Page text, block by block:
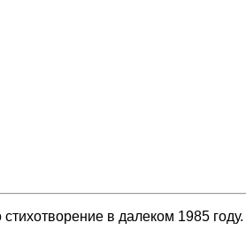
в далеком 1985 году.